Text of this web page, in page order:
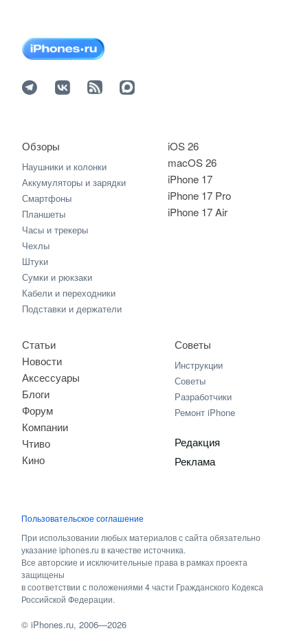
iOS 26
macOS 26
iPhone 17
iPhone 17 Pro
iPhone 17 Air
Обзоры
Наушники и колонки
Аккумуляторы и зарядки
Смартфоны
Планшеты
Часы и трекеры
Чехлы
Штуки
Сумки и рюкзаки
Кабели и переходники
Подставки и держатели
Статьи
Новости
Аксессуары
Блоги
Форум
Компании
Чтиво
Кино
Советы
Инструкции
Советы
Разработчики
Ремонт iPhone
Редакция
Реклама
Пользовательское соглашение
При использовании любых материалов с сайта обязательно
указание iphones.ru в качестве источника.
Все авторские и исключительные права в рамках проекта
защищены
в соответствии с положениями 4 части Гражданского Кодекса
Российской Федерации.
©iPhones.ru, 2006—2026